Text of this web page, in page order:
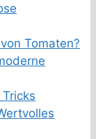
Tomaten?